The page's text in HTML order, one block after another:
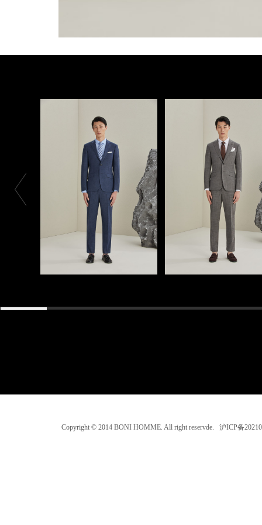
Copyright © 2014 BONI HOMME. All right reservde. 沪ICP备